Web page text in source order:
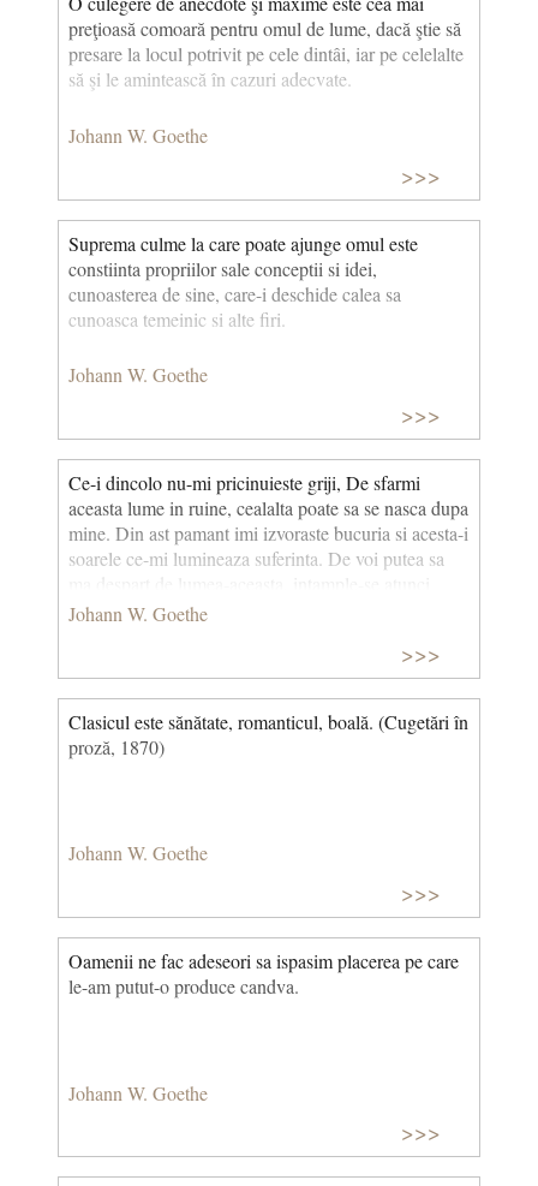
sămînţă de balauri. Cad stînci şi vin puhoaie prin
coclauri. O ştii cu-adevărat? Spre ea, spre ea Rîvnim.
O, tată, să plecăm aş vrea! (Mignon) (Traducere
Teodor Boşca)
preţioasă comoară pentru omul de lume, dacă ştie să
presare la locul potrivit pe cele dintâi, iar pe celelalte
să şi le amintească în cazuri adecvate.
Johann W. Goethe
>>>
Suprema culme la care poate ajunge omul este
constiinta propriilor sale conceptii si idei,
cunoasterea de sine, care-i deschide calea sa
cunoasca temeinic si alte firi.
Johann W. Goethe
>>>
Ce-i dincolo nu-mi pricinuieste griji, De sfarmi
aceasta lume in ruine, cealalta poate sa se nasca dupa
mine. Din ast pamant imi izvoraste bucuria si acesta-i
soarele ce-mi lumineaza suferinta. De voi putea sa
orice, urmeze nefiinta, nu voi sa mai aud nimic, daca
Johann W. Goethe
>>>
Clasicul este sănătate, romanticul, boală. (Cugetări în
proză, 1870)
Johann W. Goethe
>>>
Oamenii ne fac adeseori sa ispasim placerea pe care
le-am putut-o produce candva.
Johann W. Goethe
>>>